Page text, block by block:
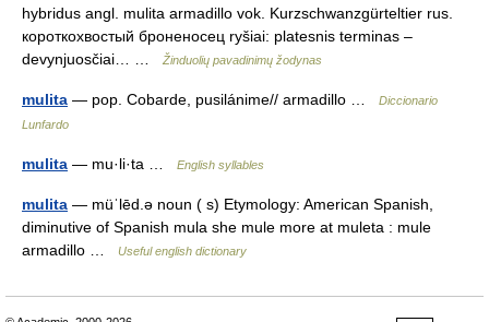
hybridus angl. mulita armadillo vok. Kurzschwanzgürteltier rus.
короткохвостый броненосец ryšiai: platesnis terminas –
devynjuosčiai… …
Žinduolių pavadinimų žodynas
mulita — pop. Cobarde, pusilánime// armadillo …
Diccionario
Lunfardo
mulita — mu·li·ta … English syllables
mulita — müˈlēd.ə noun ( s) Etymology: American Spanish,
diminutive of Spanish mula she mule more at muleta : mule
armadillo …
Useful english dictionary